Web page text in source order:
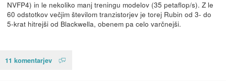
NVFP4) in le nekoliko manj treningu modelov (35 petaflop/s). Z le
60 odstotkov večjim številom tranzistorjev je torej Rubin od 3- do
5-krat hitrejši od Blackwella, obenem pa celo varčnejši.
11 komentarjev